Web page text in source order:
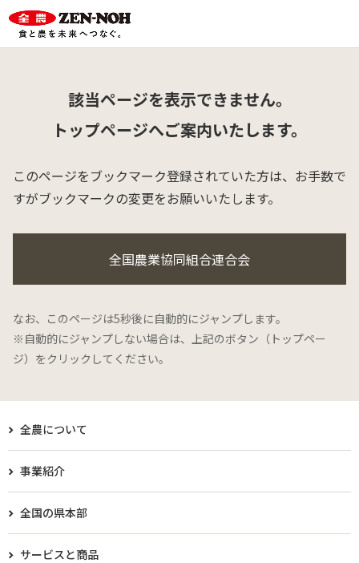
該当ページを表示できません。
トップページへご案内いたします。
このページをブックマーク登録されていた方は、 お手数で
すがブックマークの変更をお願いいたします。
全国農業協同組合連合会
なお、このページは5秒後に自動的にジャンプします。
※自動的にジャンプしない場合は、上記のボタン（トップペー
ジ）をクリックしてください。
全農について
事業紹介
全国の県本部
サービスと商品